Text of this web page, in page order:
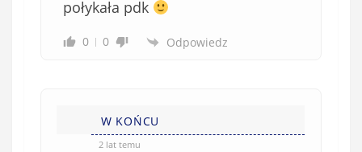
połykała pdk
0 0 Odpowiedz
W KOŃCU
2 lat temu